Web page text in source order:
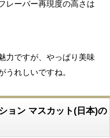
レーバー再現度の高さは
力ですが、やっぱり美味
うれしいですね。
ョン マスカット(日本)の